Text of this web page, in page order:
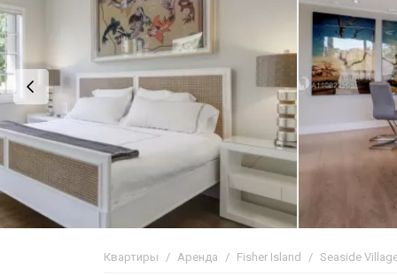
Квартиры Аренда Fisher Island Seaside